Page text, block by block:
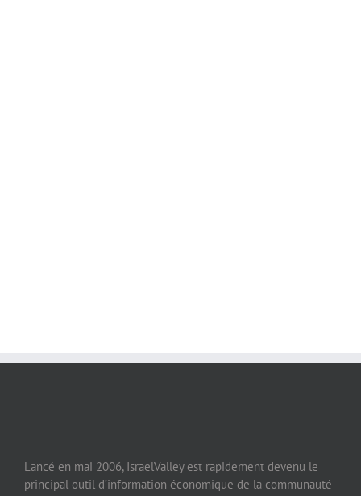
Lancé en mai 2006, IsraelValley est rapidement devenu le